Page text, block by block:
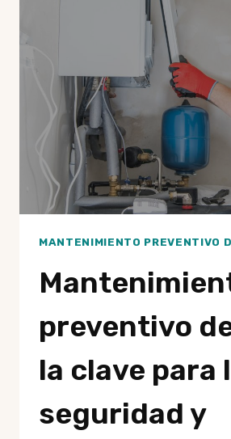
QUÉ
INCLUYE
UNA
REVISIÓN
COMPLETA
MANTENIMIENTO PREVENTIVO
preventivo
la clave para
seguridad y